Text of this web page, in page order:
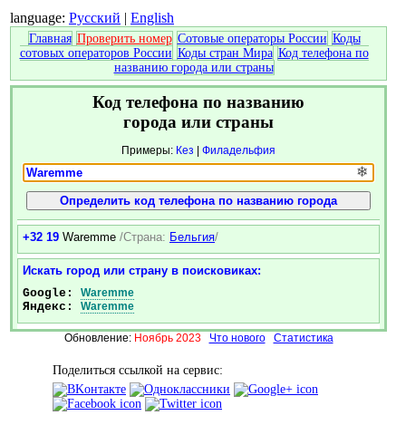
language: Русский | English
Главная Проверить номер Сотовые операторы России Коды
сотовых операторов России Коды стран Мира Код телефона по
названию города или страны
Код телефона по названию
города или страны
Примеры: Кез | Филадельфия
❄
+32 19 Waremme /Страна: Бельгия/
Искать город или страну в поисковиках:
Google: Waremme
Яндекс: Waremme
Обновление: Ноябрь 2023 Что нового Статистика
Поделиться ссылкой на сервис: